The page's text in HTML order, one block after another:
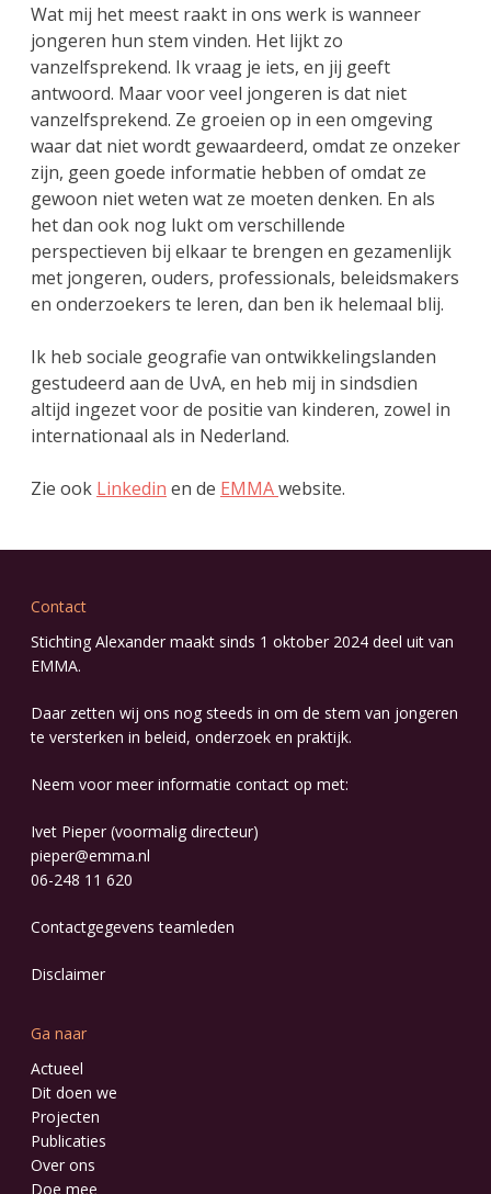
Wat mij het meest raakt in ons werk is wanneer
jongeren hun stem vinden. Het lijkt zo
vanzelfsprekend. Ik vraag je iets, en jij geeft
antwoord. Maar voor veel jongeren is dat niet
vanzelfsprekend. Ze groeien op in een omgeving
waar dat niet wordt gewaardeerd, omdat ze onzeker
zijn, geen goede informatie hebben of omdat ze
gewoon niet weten wat ze moeten denken. En als
het dan ook nog lukt om verschillende
perspectieven bij elkaar te brengen en gezamenlijk
met jongeren, ouders, professionals, beleidsmakers
en onderzoekers te leren, dan ben ik helemaal blij.
Ik heb sociale geografie van ontwikkelingslanden
gestudeerd aan de UvA, en heb mij in sindsdien
altijd ingezet voor de positie van kinderen, zowel in
internationaal als in Nederland.
Zie ook Linkedin en de EMMAwebsite.
Contact
Stichting Alexander maakt sinds 1 oktober 2024 deel uit van
EMMA.
Daar zetten wij ons nog steeds in om de stem van jongeren
te versterken in beleid, onderzoek en praktijk.
Neem voor meer informatie contact op met:
Ivet Pieper (voormalig directeur)
pieper@emma.nl
06-248 11 620
Contactgegevensteamleden
Disclaimer
Ga naar
Actueel
Dit doen we
Projecten
Publicaties
Over ons
Doe mee